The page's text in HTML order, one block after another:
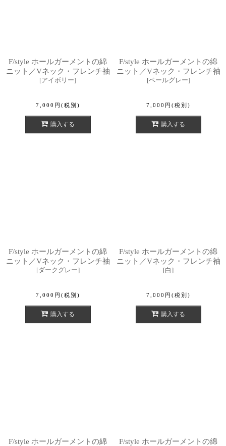
F/style ホールガーメントの綿
ニット／Vネック・フレンチ袖
[アイボリー]
7,000 円 (税別)
購入する
F/style ホールガーメントの綿
ニット／Vネック・フレンチ袖
[ペールグレー]
7,000 円 (税別)
購入する
F/style ホールガーメントの綿
ニット／Vネック・フレンチ袖
[ダークグレー]
7,000 円 (税別)
購入する
F/style ホールガーメントの綿
ニット／Vネック・フレンチ袖
[白]
7,000 円 (税別)
購入する
F/style ホールガーメントの綿
F/style ホールガーメントの綿